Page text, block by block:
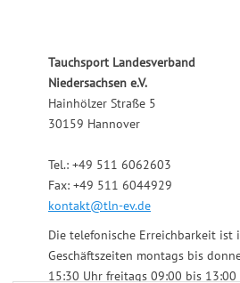
Tauchsport Landesverband
Niedersachsen e.V.
Hainhölzer Straße 5
30159 Hannover
Tel.: +49 511 6062603
Fax: +49 511 6044929
kontakt@tln-ev.de
Die telefonische Erreichbarkeit ist
Geschäftszeiten montags bis
15:30 Uhr freitags 09:00 bis 13:00